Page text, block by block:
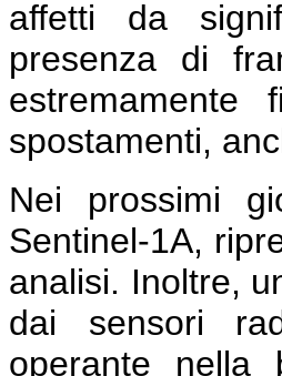
affetti da
presenza di
spostamenti,
Nei prossimi
Sentinel-1A,
analisi. Inoltre,
dai sensori
operante